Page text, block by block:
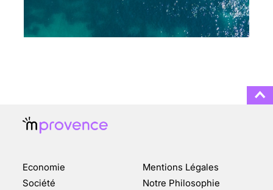
CHANGEMENT DE SEXE :
DES DEMANDES
TOUJOURS PLUS
FAIT SURFACE À
MARSEILLE (1/5)
Economie
Société
Mentions Légales
Notre Philosophie